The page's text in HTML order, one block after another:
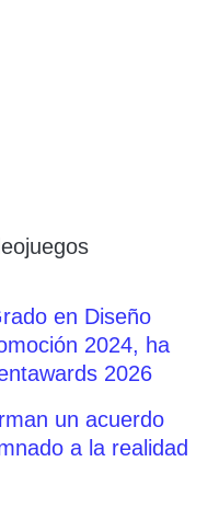
en Diseño
2024, ha
2026
un acuerdo
a la realidad